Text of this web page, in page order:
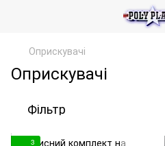
Оприскувачі
Оприскувачі
Фільтр
3